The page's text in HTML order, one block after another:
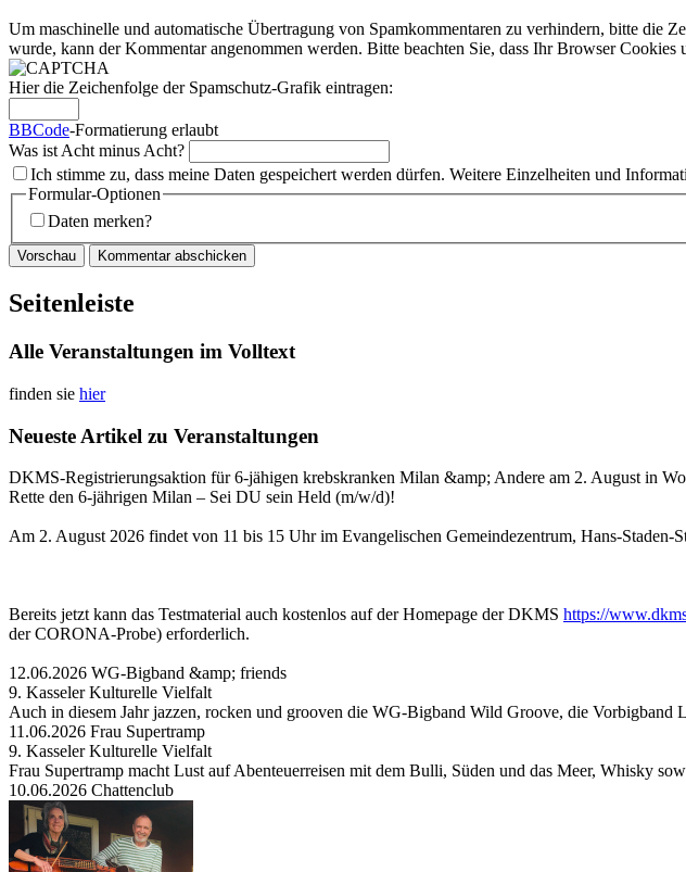
Um maschinelle und automatische Übertragung von Spamkommentaren zu verhindern, bitte die
wurde, kann der Kommentar angenommen werden. Bitte beachten Sie, dass Ihr Browser Cookies
Hier die Zeichenfolge der Spamschutz-Grafik eintragen:
BBCode-Formatierung erlaubt
Was ist Acht minus Acht?
Ich stimme zu, dass meine Daten gespeichert werden dürfen. Weitere Einzelheiten und
Formular-Optionen
Daten merken?
Seitenleiste
Alle Veranstaltungen im Volltext
finden sie hier
Neueste Artikel zu Veranstaltungen
DKMS-Registrierungsaktion für 6-jähigen krebskranken Milan &amp; Andere am 2. August in
Rette den 6-jährigen Milan – Sei DU sein Held (m/w/d)!
Am 2. August 2026 findet von 11 bis 15 Uhr im Evangelischen Gemeindezentrum, Hans-
Bereits jetzt kann das Testmaterial auch kostenlos auf der Homepage der DKMS https://
der CORONA-Probe) erforderlich.
12.06.2026 WG-Bigband &amp; friends
9. Kasseler Kulturelle Vielfalt
Auch in diesem Jahr jazzen, rocken und grooven die WG-Bigband Wild Groove, die
11.06.2026 Frau Supertramp
9. Kasseler Kulturelle Vielfalt
Frau Supertramp macht Lust auf Abenteuerreisen mit dem Bulli, Süden und das Meer, Whisky
10.06.2026 Chattenclub